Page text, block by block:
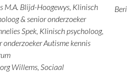
M.A. Blijd-Hoogewys, Klinisch
& senior onderzoeker
Spek, Klinisch psycholoog,
onderzoeker Autisme kennis
Willems, Sociaal